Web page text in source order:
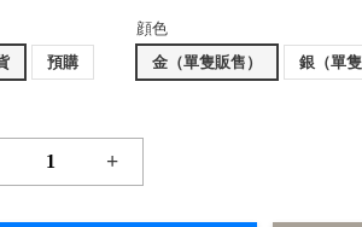
預購
顔色
金（單隻販售）
銀（單隻
+